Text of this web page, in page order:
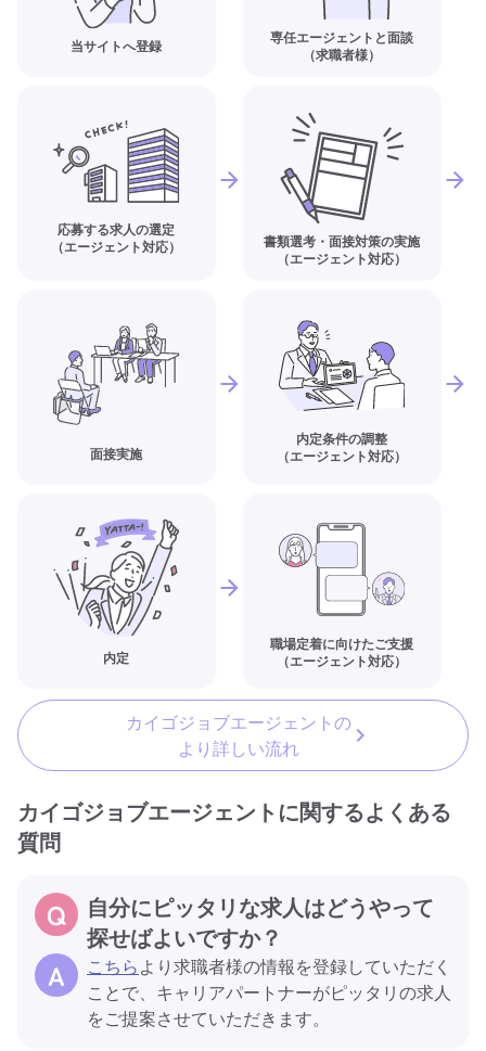
当サイトへ登録
専任エージェントと面談
（求職者様）
応募する求人の選定
（エージェント対応）
書類選考・面接対策の実施
（エージェント対応）
面接実施
内定条件の調整
（エージェント対応）
内定
職場定着に向けたご支援
（エージェント対応）
カイゴジョブエージェントの
より詳しい流れ
カイゴジョブエージェントに関するよくある
質問
自分にピッタリな求人はどうやって
探せばよいですか？
こちらより求職者様の情報を登録していただく
ことで、キャリアパートナーがピッタリの求人
をご提案させていただきます。